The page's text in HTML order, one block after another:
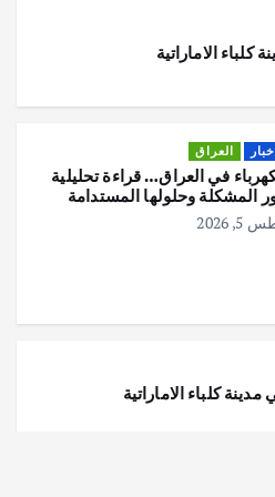
الاماراتية
العراق
في العراق… قراءة تحليلية
المشكلة وحلولها المستدامة
2026
كلباء الاماراتية